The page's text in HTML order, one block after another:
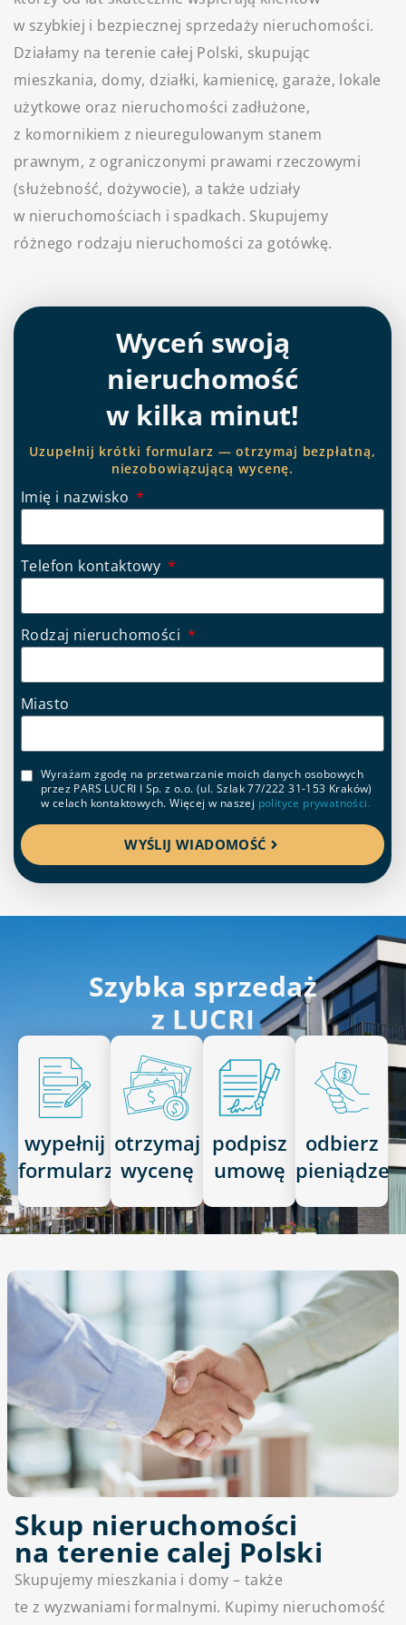
w szybkiej i bezpiecznej sprzedaży nieruchomości.
Działamy na terenie całej Polski, skupując
mieszkania, domy, działki, kamienicę, garaże, lokale
użytkowe oraz nieruchomości zadłużone,
z komornikiem z nieuregulowanym stanem
prawnym, z ograniczonymi prawami rzeczowymi
(służebność, dożywocie), a także udziały
w nieruchomościach i spadkach. Skupujemy
różnego rodzaju nieruchomości za gotówkę.
Wyceń swoją
nieruchomość
w kilka minut!
Uzupełnij krótki formularz — otrzymaj bezpłatną,
niezobowiązującą wycenę.
Imię i nazwisko
Telefon kontaktowy
Rodzaj nieruchomości
Miasto
Wyrażam zgodę na przetwarzanie moich danych osobowych
przez PARS LUCRI I Sp. z o.o. (ul. Szlak 77/222 31-153 Kraków)
w celach kontaktowych. Więcej w naszej polityce prywatności.
WYŚLIJ WIADOMOŚĆ
Szybka sprzedaż
z LUCRI
wypełnij
formularz
otrzymaj
wycenę
podpisz
umowę
odbierz
pieniądze
Skup nieruchomości
na terenie calej Polski
Skupujemy mieszkania i domy – także
te z wyzwaniami formalnymi. Kupimy nieruchomość